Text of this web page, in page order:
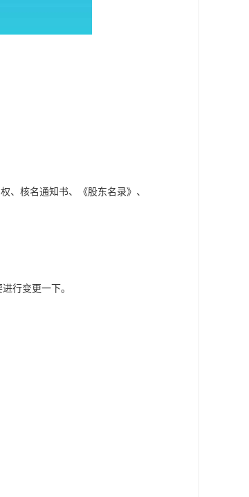
、核名通知书、《股东名录》、
行变更一下。